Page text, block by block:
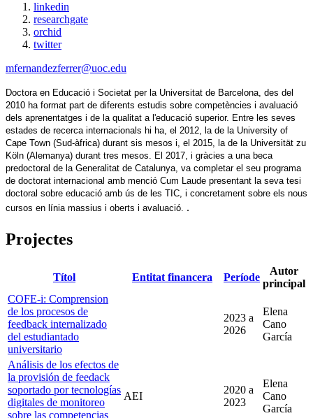
linkedin
researchgate
orchid
twitter
mfernandezferrer@uoc.edu
Doctora en Educació i Societat per la Universitat de Barcelona, des del
2010 ha format part de diferents estudis sobre competències i avaluació
dels aprenentatges i de la qualitat a l'educació superior. Entre les seves
estades de recerca internacionals hi ha, el 2012, la de la University of
Cape Town (Sud-àfrica) durant sis mesos i, el 2015, la de la Universität zu
Köln (Alemanya) durant tres mesos. El 2017, i gràcies a una beca
predoctoral de la Generalitat de Catalunya, va completar el seu programa
de doctorat internacional amb menció Cum Laude presentant la seva tesi
doctoral sobre educació amb ús de les TIC, i concretament sobre els nous
cursos en línia massius i oberts i avaluació. .
Projectes
Títol Entitat financera Període
Autor
principal
COFE-i: Comprension
de los procesos de
feedback internalizado
del estudiantado
universitario
2023 a
2026
Elena
Cano
García
Análisis de los efectos de
la provisión de feedack
soportado por tecnologías
digitales de monitoreo
sobre las competencias
AEI
2020 a
2023
Elena
Cano
García